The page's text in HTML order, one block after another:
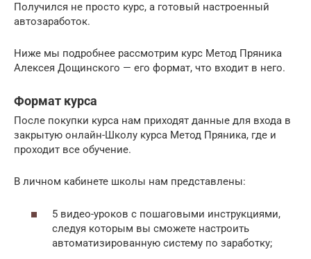
Получился не просто курс, а готовый настроенный
автозаработок.
Ниже мы подробнее рассмотрим курс Метод Пряника
Алексея Дощинского — его формат, что входит в него.
Формат курса
После покупки курса нам приходят данные для входа в
закрытую онлайн-Школу курса Метод Пряника, где и
проходит все обучение.
В личном кабинете школы нам представлены:
5 видео-уроков с пошаговыми инструкциями,
следуя которым вы сможете настроить
автоматизированную систему по заработку;